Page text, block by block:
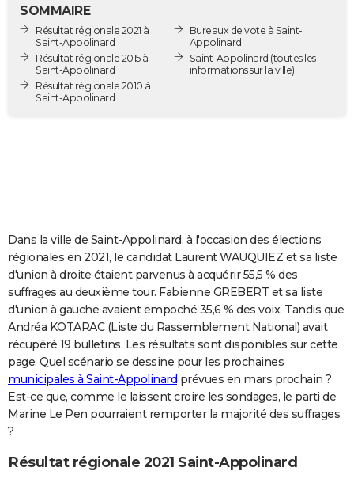
Destinations
City break
Voyage nature
Voyage de noces
Forum
Climat
GUIDES D'ACHAT
BONS PLANS
S'inscrire
Se connecter
Lycées
Collèges
Primaires
Universités
Entreprises
Service militaire
Avis de recherche
AVIS DE DÉCÈS
FORUM
Bricolage
Lifestyle
Culture
Sport
Auto
Television
Voyage
Cinema
SOMMAIRE
Résultat régionale 2021 à
Saint-Appolinard
Résultat régionale 2015 à
Saint-Appolinard
Résultat régionale 2010 à
Saint-Appolinard
Bureaux de vote à Saint-
Appolinard
Saint-Appolinard (toutes les
informations sur la ville)
Dans la ville de Saint-Appolinard, à l'occasion des élections
régionales en 2021, le candidat Laurent WAUQUIEZ et sa liste
d'union à droite étaient parvenus à acquérir 55,5 % des
suffrages au deuxième tour. Fabienne GREBERT et sa liste
d'union à gauche avaient empoché 35,6 % des voix. Tandis que
Andréa KOTARAC (Liste du Rassemblement National) avait
récupéré 19 bulletins. Les résultats sont disponibles sur cette
page. Quel scénario se dessine pour les prochaines
municipales à Saint-Appolinard prévues en mars prochain ?
Est-ce que, comme le laissent croire les sondages, le parti de
Marine Le Pen pourraient remporter la majorité des suffrages
?
Résultat régionale 2021 Saint-Appolinard